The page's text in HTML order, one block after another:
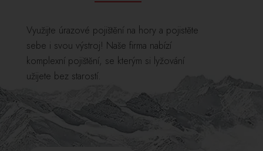
Využijte úrazové pojištění na hory a pojistěte
sebe i svou výstroj! Naše firma nabízí
komplexní pojištění, se kterým si lyžování
užijete bez starostí.